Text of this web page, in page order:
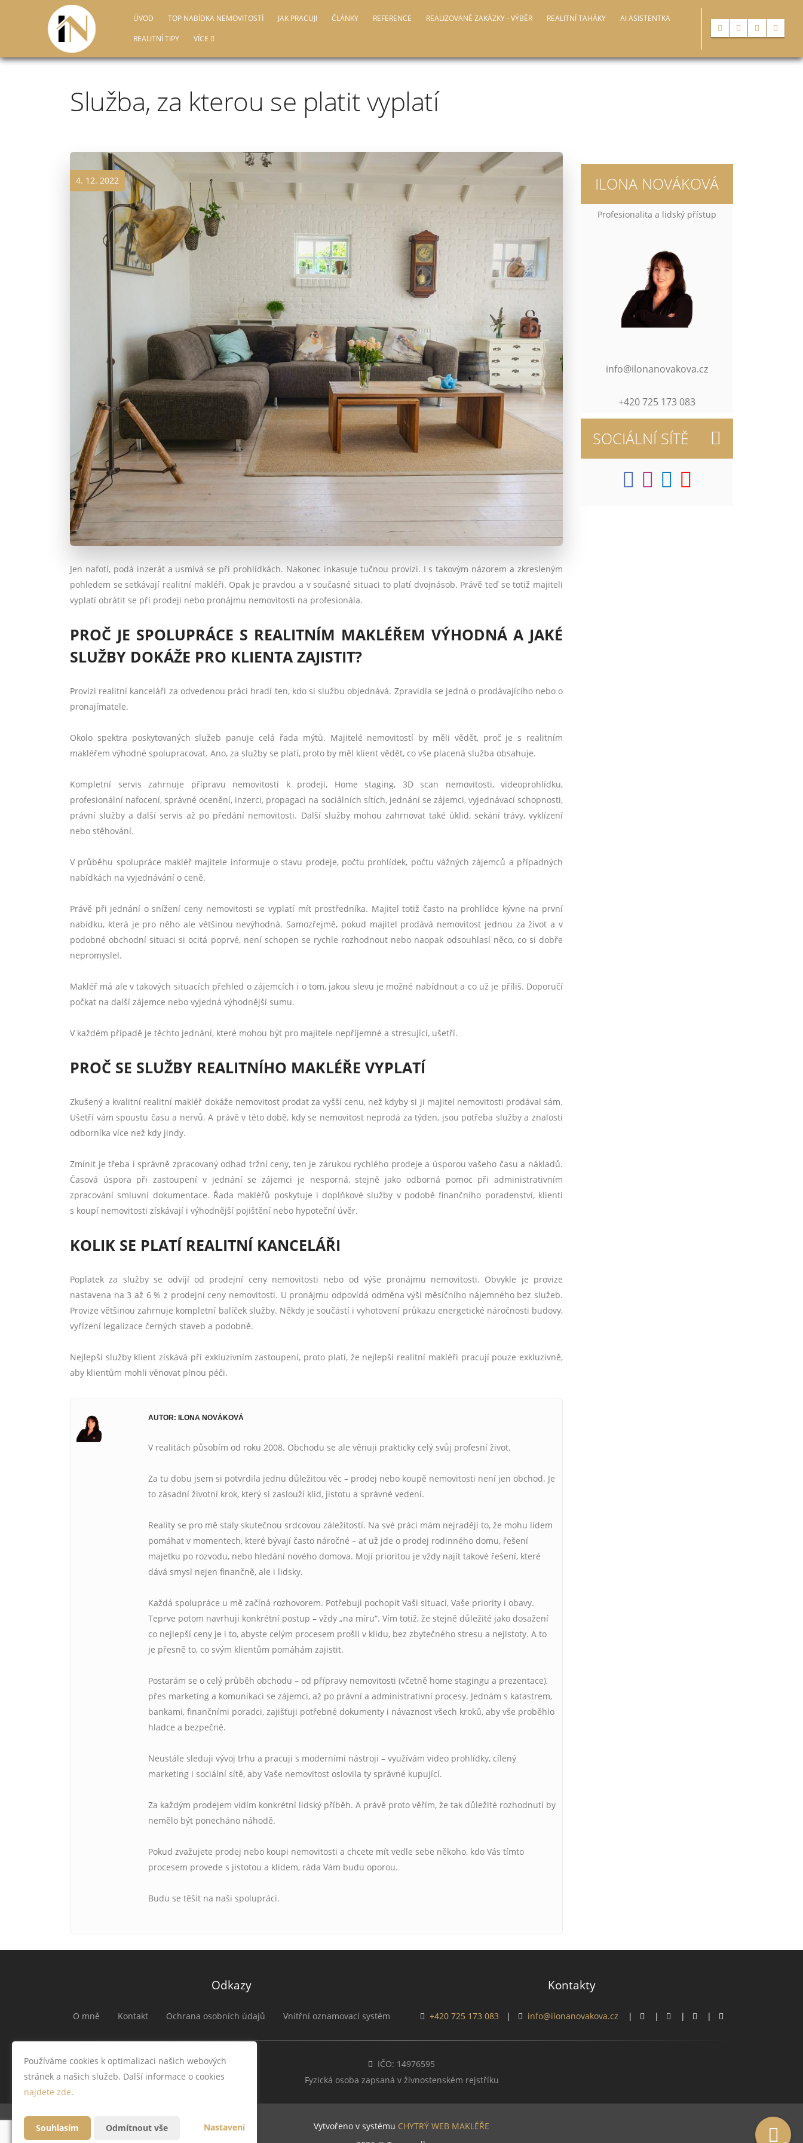
ÚVOD TOP NABÍDKA NEMOVITOSTÍ JAK PRACUJI ČLÁNKY REFERENCE REALIZOVANÉ ZAKÁZKY - VÝBĚR REALITNÍ TAHÁKY
AI ASISTENTKA
REALITNÍ TIPY
VÍCE
Služba, za kterou se platit vyplatí
4. 12. 2022
Jen nafotí, podá inzerát a usmívá se při prohlídkách. Nakonec inkasuje tučnou provizi. I s takovým názorem a zkresleným
pohledem se setkávají realitní makléři. Opak je pravdou a v současné situaci to platí dvojnásob. Právě teď se totiž majiteli
vyplatí obrátit se při prodeji nebo pronájmu nemovitosti na profesionála.
PROČ JE SPOLUPRÁCE S REALITNÍM MAKLÉŘEM VÝHODNÁ A JAKÉ
SLUŽBY DOKÁŽE PRO KLIENTA ZAJISTIT?
Provizi realitní kanceláři za odvedenou práci hradí ten, kdo si službu objednává. Zpravidla se jedná o prodávajícího nebo o
pronajímatele.
Okolo spektra poskytovaných služeb panuje celá řada mýtů. Majitelé nemovitostí by měli vědět, proč je s realitním
makléřem výhodné spolupracovat. Ano, za služby se platí, proto by měl klient vědět, co vše placená služba obsahuje.
Kompletní servis zahrnuje přípravu nemovitosti k prodeji, Home staging, 3D scan nemovitosti, videoprohlídku,
profesionální nafocení, správné ocenění, inzerci, propagaci na sociálních sítích, jednání se zájemci, vyjednávací schopnosti,
právní služby a další servis až po předání nemovitosti. Další služby mohou zahrnovat také úklid, sekání trávy, vyklízení
nebo stěhování.
V průběhu spolupráce makléř majitele informuje o stavu prodeje, počtu prohlídek, počtu vážných zájemců a případných
nabídkách na vyjednávání o ceně.
Právě při jednání o snížení ceny nemovitosti se vyplatí mít prostředníka. Majitel totiž často na prohlídce kývne na první
nabídku, která je pro něho ale většinou nevýhodná. Samozřejmě, pokud majitel prodává nemovitost jednou za život a v
podobné obchodní situaci si ocitá poprvé, není schopen se rychle rozhodnout nebo naopak odsouhlasí něco, co si dobře
nepromyslel.
Makléř má ale v takových situacích přehled o zájemcích i o tom, jakou slevu je možné nabídnout a co už je příliš. Doporučí
počkat na další zájemce nebo vyjedná výhodnější sumu.
V každém případě je těchto jednání, které mohou být pro majitele nepříjemné a stresující, ušetří.
PROČ SE SLUŽBY REALITNÍHO MAKLÉŘE VYPLATÍ
Zkušený a kvalitní realitní makléř dokáže nemovitost prodat za vyšší cenu, než kdyby si ji majitel nemovitosti prodával sám.
Ušetří vám spoustu času a nervů. A právě v této době, kdy se nemovitost neprodá za týden, jsou potřeba služby a znalosti
odborníka více než kdy jindy.
Zmínit je třeba i správně zpracovaný odhad tržní ceny, ten je zárukou rychlého prodeje a úsporou vašeho času a nákladů.
Časová úspora při zastoupení v jednání se zájemci je nesporná, stejně jako odborná pomoc při administrativním
zpracování smluvní dokumentace. Řada makléřů poskytuje i doplňkové služby v podobě finančního poradenství, klienti
s koupí nemovitosti získávají i výhodnější pojištění nebo hypoteční úvěr.
KOLIK SE PLATÍ REALITNÍ KANCELÁŘI
Poplatek za služby se odvíjí od prodejní ceny nemovitosti nebo od výše pronájmu nemovitosti. Obvykle je provize
nastavena na 3 až 6 % z prodejní ceny nemovitosti. U pronájmu odpovídá odměna výši měsíčního nájemného bez služeb.
Provize většinou zahrnuje kompletní balíček služby. Někdy je součástí i vyhotovení průkazu energetické náročnosti budovy,
vyřízení legalizace černých staveb a podobně.
Nejlepší služby klient získává při exkluzivním zastoupení, proto platí, že nejlepší realitní makléři pracují pouze exkluzivně,
aby klientům mohli věnovat plnou péči.
AUTOR: ILONA NOVÁKOVÁ
V realitách působím od roku 2008. Obchodu se ale věnuji prakticky celý svůj profesní život.
Za tu dobu jsem si potvrdila jednu důležitou věc – prodej nebo koupě nemovitosti není jen obchod. Je
to zásadní životní krok, který si zaslouží klid, jistotu a správné vedení.
Reality se pro mě staly skutečnou srdcovou záležitostí. Na své práci mám nejraději to, že mohu lidem
pomáhat v momentech, které bývají často náročné – ať už jde o prodej rodinného domu, řešení
majetku po rozvodu, nebo hledání nového domova. Mojí prioritou je vždy najít takové řešení, které
dává smysl nejen finančně, ale i lidsky.
Každá spolupráce u mě začíná rozhovorem. Potřebuji pochopit Vaši situaci, Vaše priority i obavy.
Teprve potom navrhuji konkrétní postup – vždy „na míru“. Vím totiž, že stejně důležité jako dosažení
co nejlepší ceny je i to, abyste celým procesem prošli v klidu, bez zbytečného stresu a nejistoty. A to
je přesně to, co svým klientům pomáhám zajistit.
Postarám se o celý průběh obchodu – od přípravy nemovitosti (včetně home stagingu a prezentace),
přes marketing a komunikaci se zájemci, až po právní a administrativní procesy. Jednám s katastrem,
bankami, finančními poradci, zajišťuji potřebné dokumenty i návaznost všech kroků, aby vše proběhlo
hladce a bezpečně.
Neustále sleduji vývoj trhu a pracuji s moderními nástroji – využívám video prohlídky, cílený
marketing i sociální sítě, aby Vaše nemovitost oslovila ty správné kupující.
Za každým prodejem vidím konkrétní lidský příběh. A právě proto věřím, že tak důležité rozhodnutí by
nemělo být ponecháno náhodě.
Pokud zvažujete prodej nebo koupi nemovitosti a chcete mít vedle sebe někoho, kdo Vás tímto
procesem provede s jistotou a klidem, ráda Vám budu oporou.
Budu se těšit na naši spolupráci.
ILONA NOVÁKOVÁ
Profesionalita a lidský přístup
info@ilonanovakova.cz
+420 725 173 083
SOCIÁLNÍ SÍTĚ
Odkazy
O mně Kontakt Ochrana osobních údajů Vnitřní oznamovací systém
Kontakty
+420 725 173 083 | info@ilonanovakova.cz | | | |
IČO: 14976595
Fyzická osoba zapsaná v živnostenském rejstříku
Vytvořeno v systému CHYTRÝ WEB MAKLÉŘE
Používáme cookies k optimalizaci našich webových
stránek a našich služeb. Další informace o cookies
najdete zde.
Souhlasím Odmítnout vše Nastavení